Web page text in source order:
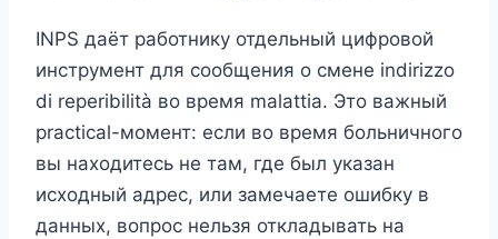
INPS даёт работнику отдельный цифровой
инструмент для сообщения о смене indirizzo
di reperibilità во время malattia. Это важный
practical-момент: если во время больничного
вы находитесь не там, где был указан
исходный адрес, или замечаете ошибку в
данных, вопрос нельзя откладывать на